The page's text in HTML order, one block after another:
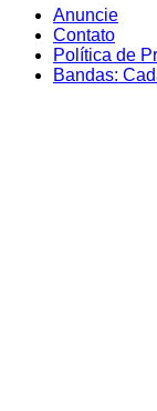
contentAnuncie
Contato
Política de
Bandas: